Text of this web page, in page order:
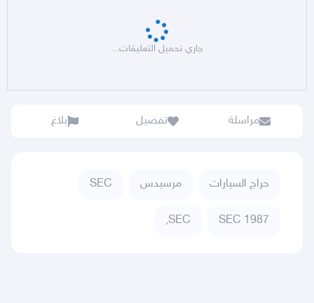
جاري تحميل التعليقات...
مراسلة تفضيل بلاغ
حراج السيارات مرسيدس SEC
SEC 1987
SEC,